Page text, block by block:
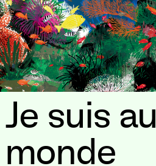
Je suis au
monde